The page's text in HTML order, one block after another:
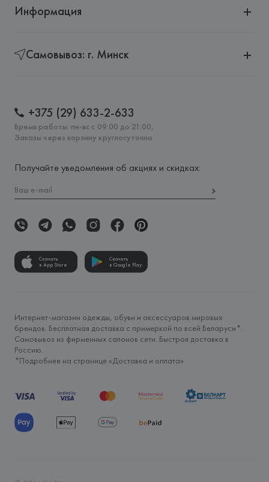
Информация
Самовывоз: г. Минск
+375 (29) 633-2-633
Время работы: пн-вс с 09:00 до 21:00,
Заказы через корзину круглосуточно
Получайте уведомления об акциях и скидках:
Скачать
в App Store
Скачать
в Google Play
Интернет-магазин одежды, обуви и аксессуаров мировых
брендов. Бесплатная доставка с примеркой по всей Беларуси*.
Самовывоз из фирменных салонов сети. Быстрая доставка в
Россию.
*Подробнее на странице «Доставка и оплата»